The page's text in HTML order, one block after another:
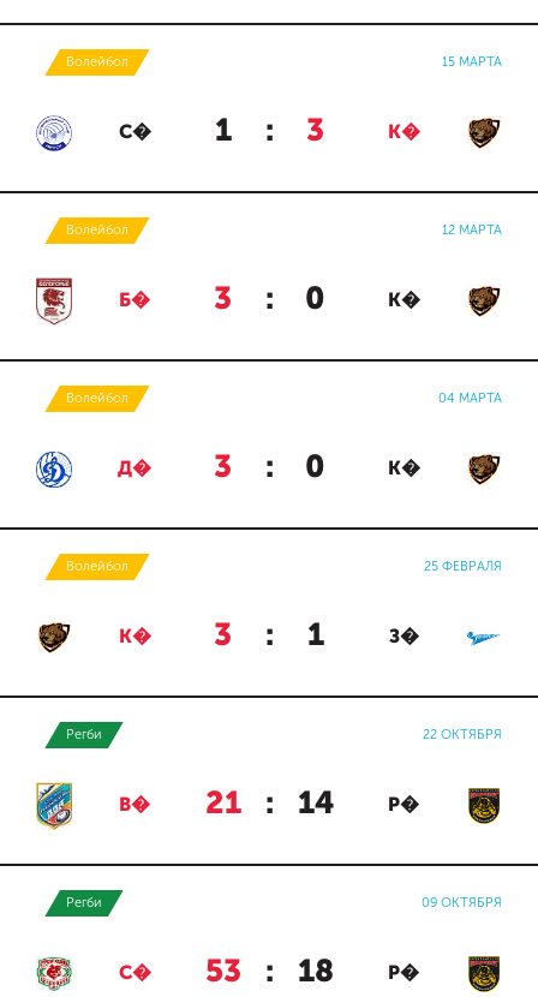
Волейбол 15 МАРТА
С� 1 : 3 К�
Волейбол 12 МАРТА
Б� 3 : 0 К�
Волейбол 04 МАРТА
Д� 3 : 0 К�
Волейбол 25 ФЕВРАЛЯ
К� 3 : 1 З�
Регби 22 ОКТЯБРЯ
В� 21 : 14 Р�
Регби 09 ОКТЯБРЯ
С� 53 : 18 Р�